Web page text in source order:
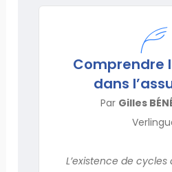
Comprendre
dans
Par Gilles
L’existence de